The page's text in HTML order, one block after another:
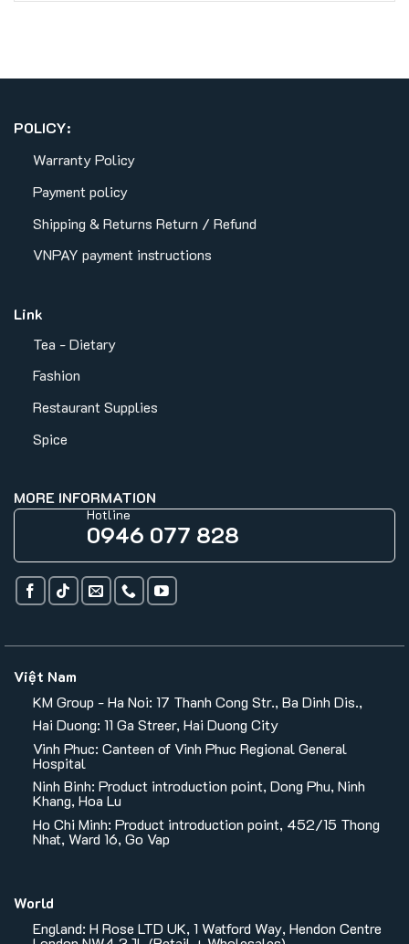
POLICY:
Warranty Policy
Payment policy
Shipping & Returns Return / Refund
VNPAY payment instructions
Link
Tea - Dietary
Fashion
Restaurant Supplies
Spice
MORE INFORMATION
Hotline
0946 077 828
Việt Nam
KM Group - Ha Noi: 17 Thanh Cong Str., Ba Dinh Dis.,
Hai Duong: 11 Ga Streer, Hai Duong City
Vinh Phuc: Canteen of Vinh Phuc Regional General
Hospital
Ninh Binh: Product introduction point, Dong Phu, Ninh
Khang, Hoa Lu
Ho Chi Minh: Product introduction point, 452/15 Thong
Nhat, Ward 16, Go Vap
World
England: H Rose LTD UK, 1 Watford Way, Hendon Centre